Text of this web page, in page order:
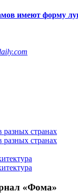
имеют форму
разных странах
разных странах
«Фома»